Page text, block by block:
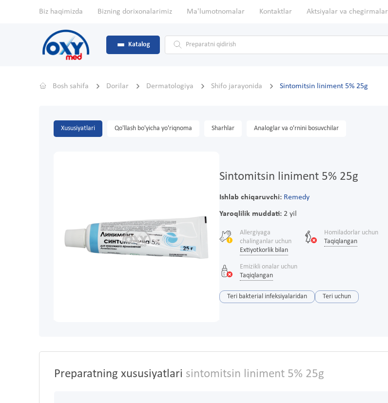
Biz haqimizda Bizning dorixonalarimiz Ma'lumotnomalar Kontaktlar Aktsiyalar va chegirmalar
Katalog
Bosh sahifa Dorilar Dermatologiya Shifo jarayonida Sintomitsin liniment 5% 25g
Xususiyatlari Qo'llash bo'yicha yo'riqnoma Sharhlar Analoglar va o'rnini bosuvchilar
Sintomitsin liniment 5% 25g
Ishlab chiqaruvchi: Remedy
Yaroqlilik muddati:2 yil
Allergiyaga
chalinganlar uchun
Extiyotkorlik bilan
Homiladorlar uchun
Taqiqlangan
Emizikli onalar uchun
Taqiqlangan
Teri bakterial infeksiyalaridan Teri uchun
Preparatning xususiyatlari sintomitsin liniment 5% 25g